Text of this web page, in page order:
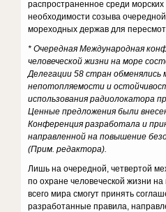
распространенное среди
необходимости созыва
мореходных держав для
* Очередная Международная
человеческой жизни на море
Делегации 58 стран обменялись
непотопляемости и
использования радиолокатора
Ценные предложения были
Конференция разработала и
направленной на повышение
(Прим. редактора).
Лишь на очередной, четвертой
по охране человеческой жизни
всего мира смогут принять
разработанные правила,